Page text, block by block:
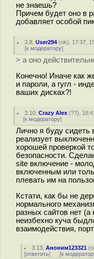
не знаешь?
Причем будет оно в
добавляет особой
2.8 ,User294 (ok), 17:37,
[к модератору]
> а оно
Конечно! Иначе как
и пароли, а гугл -
ваших дисках?!
2.10 ,Crazy Alex (??),
[к модератору]
Лично я буду сидеть
реализует
хорошей проверкой
безопасности.
site включение -
включенным или
плевать им на
Кстати, как бы не
нормального
разных сайтов нет
неизбехно куча
взаимодействия,
3.13 ,Аноним123321 (
[ответить] [к